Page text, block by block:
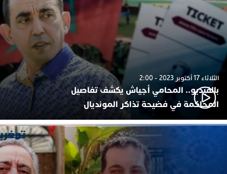
الثلاثاء 17 أكتوبر 2023 - 2:00
بالفيديو.. المحامي أجياش يكشف تفاصيل
المحاكمة في فضيحة تذاكر المونديال